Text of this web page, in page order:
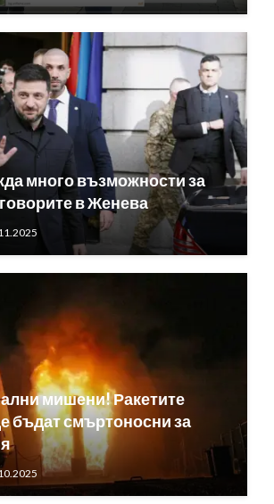
много възможности за
в Женева
мишени! Ракетите
бъдат смъртоносни за